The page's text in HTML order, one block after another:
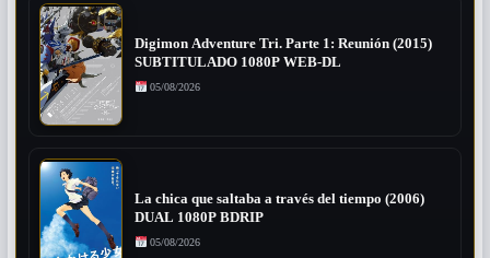
Digimon Adventure Tri. Parte 1: Reunión (2015)
SUBTITULADO 1080P WEB-DL
05/08/2026
La chica que saltaba a través del tiempo (2006)
DUAL 1080P BDRIP
05/08/2026